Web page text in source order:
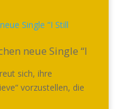
Single “I Still
neue Single “I
sich, ihre
vorzustellen, die